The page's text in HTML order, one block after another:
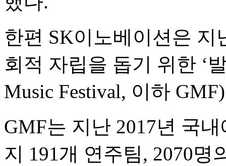
한편 SK이노베이션은 지
회적 자립을 돕기 위한 ‘
Music Festival, 이하
GMF는 지난 2017년 국
지 191개 연주팀, 2070